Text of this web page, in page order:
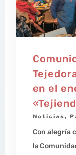
en el
Noticias,
Con alegría
la